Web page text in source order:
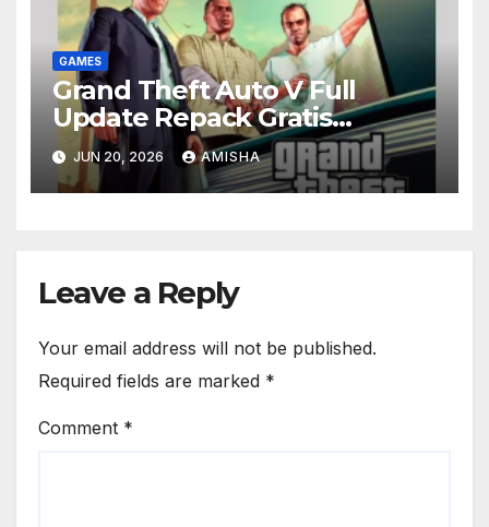
GAMES
Grand Theft Auto V Full
Update Repack Gratis
Download
JUN 20, 2026 AMISHA
Leave a Reply
Your email address will not be published.
Required fields are marked *
Comment *